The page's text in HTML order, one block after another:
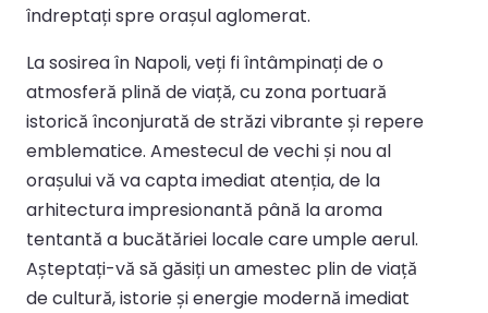
îndreptați spre orașul aglomerat.
La sosirea în Napoli, veți fi întâmpinați de o
atmosferă plină de viață, cu zona portuară
istorică înconjurată de străzi vibrante și repere
emblematice. Amestecul de vechi și nou al
orașului vă va capta imediat atenția, de la
arhitectura impresionantă până la aroma
tentantă a bucătăriei locale care umple aerul.
Așteptați-vă să găsiți un amestec plin de viață
de cultură, istorie și energie modernă imediat